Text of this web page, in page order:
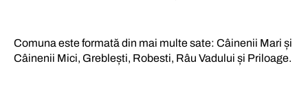
Comuna este formată din mai multe sate: Câinenii Mari și
Câinenii Mici, Greblești, Robesti, Râu Vadului și Priloage.